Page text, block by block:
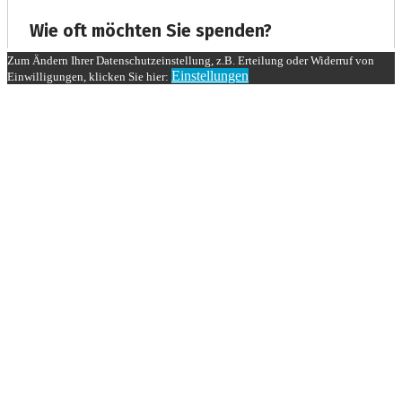
Zum Ändern Ihrer Datenschutzeinstellung, z.B. Erteilung oder Widerruf von
Einwilligungen, klicken Sie hier: Einstellungen